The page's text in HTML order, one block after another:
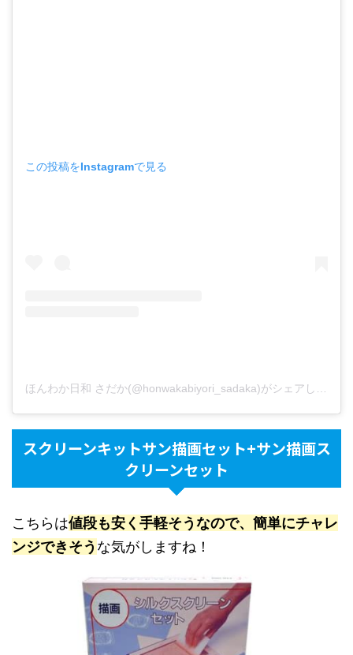
この投稿をInstagramで見る
スクリーンキットサン描画セット+サン描画ス
クリーンセット
こちらは値段も安く手軽そうなので、簡単にチャレ
ンジできそう な気がしますね！